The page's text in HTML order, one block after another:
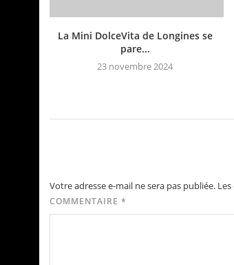
La Mini DolceVita de Longines se
pare...
23 novembre 2024
Votre adresse e-mail ne sera pas publiée.
COMMENTAIRE *